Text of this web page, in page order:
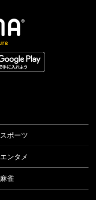
スポーツ
エンタメ
麻雀